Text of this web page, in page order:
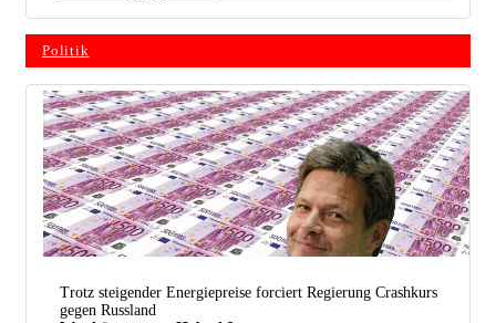
Politik
Trotz steigender Energiepreise forciert Regierung Crashkurs
gegen Russland